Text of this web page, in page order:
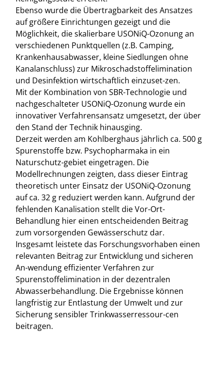
Ebenso wurde die Übertragbarkeit des Ansatzes
auf größere Einrichtungen gezeigt und die
Möglichkeit, die skalierbare USONiQ-Ozonung an
verschiedenen Punktquellen (z.B. Camping,
Krankenhausabwasser, kleine Siedlungen ohne
Kanalanschluss) zur Mikroschadstoffelimination
und Desinfektion wirtschaftlich einzuset-zen.
Mit der Kombination von SBR-Technologie und
nachgeschalteter USONiQ-Ozonung wurde ein
innovativer Verfahrensansatz umgesetzt, der über
den Stand der Technik hinausging.
Derzeit werden am Kohlberghaus jährlich ca. 500 g
Spurenstoffe bzw. Psychopharmaka in ein
Naturschutz-gebiet eingetragen. Die
Modellrechnungen zeigten, dass dieser Eintrag
theoretisch unter Einsatz der USONiQ-Ozonung
auf ca. 32 g reduziert werden kann. Aufgrund der
fehlenden Kanalisation stellt die Vor-Ort-
Behandlung hier einen entscheidenden Beitrag
zum vorsorgenden Gewässerschutz dar.
Insgesamt leistete das Forschungsvorhaben einen
relevanten Beitrag zur Entwicklung und sicheren
An-wendung effizienter Verfahren zur
Spurenstoffelimination in der dezentralen
Abwasserbehandlung. Die Ergebnisse können
langfristig zur Entlastung der Umwelt und zur
Sicherung sensibler Trinkwasserressour-cen
beitragen.